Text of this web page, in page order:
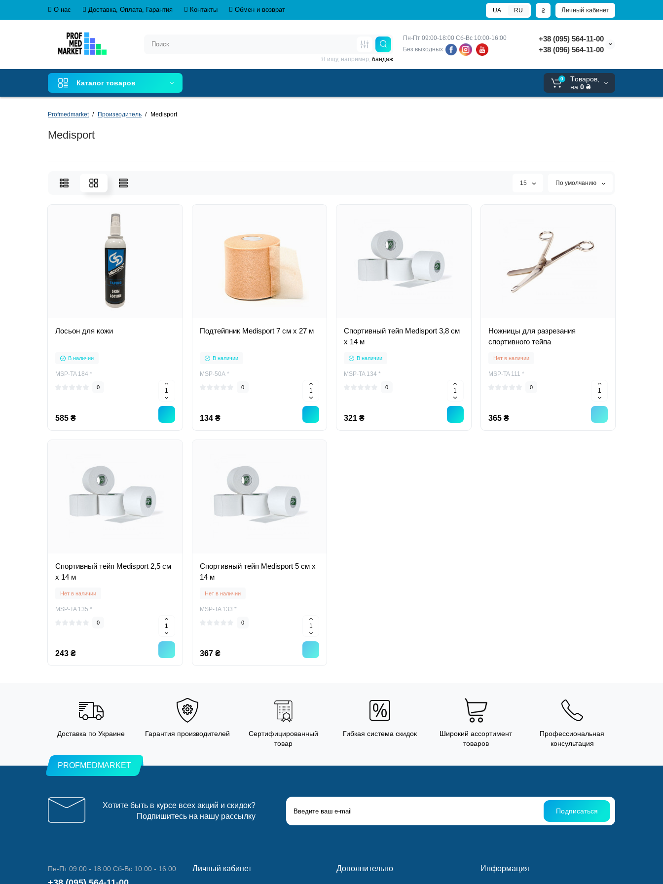
О нас Доставка, Оплата, Гарантия Контакты Обмен и возврат Личный кабинет
₴
UA RU
Пн-Пт 09:00-18:00 Сб-Вс 10:00-16:00
Без выходных
+38 (095) 564-11-00
+38 (096) 564-11-00
Я ищу, например, бандаж
Каталог товаров
0
Tоваров,
на 0 ₴
Profmedmarket Производитель Medisport
Medisport
15 По умолчанию
Лосьон для кожи
В наличии
MSP-TA 184 *
0
585 ₴
Подтейпник Medisport 7 см х 27 м
В наличии
MSP-50А *
0
134 ₴
Спортивный тейп Medisport 3,8 см
х 14 м
В наличии
MSP-TA 134 *
0
321 ₴
Ножницы для разрезания
спортивного тейпа
Нет в наличии
MSP-TA 111 *
0
365 ₴
Спортивный тейп Medisport 2,5 см
х 14 м
Нет в наличии
MSP-TA 135 *
0
243 ₴
Спортивный тейп Medisport 5 см х
14 м
Нет в наличии
MSP-TA 133 *
0
367 ₴
Доставка по Украине Гарантия производителей
Сертифицированный
товар
Гибкая система скидок
Широкий ассортимент
товаров
Профессиональная
консультация
PROFMEDMARKET
Хотите быть в курсе всех акций и скидок?
Подпишитесь на нашу рассылку
Подписаться
Пн-Пт 09:00 - 18:00 Сб-Вс 10:00 - 16:00 Личный кабинет Дополнительно Информация